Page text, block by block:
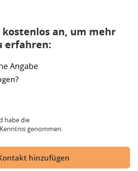
kostenlos an, um mehr
erfahren:
Angabe
habe die
genommen.
hinzufügen